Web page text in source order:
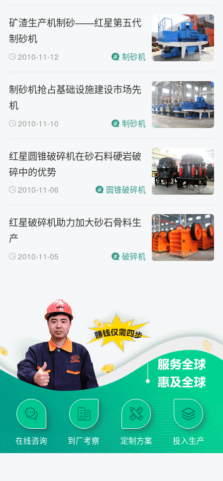
矿渣生产机制砂——红星第五代
制砂机
2010-11-12 制砂机
制砂机抢占基础设施建设市场先
机
2010-11-10 制砂机
红星圆锥破碎机在砂石料硬岩破
碎中的优势
2010-11-06 圆锥破碎机
红星破碎机助力加大砂石骨料生
产
2010-11-05 破碎机
在线咨询 到厂考察 定制方案 投入生产